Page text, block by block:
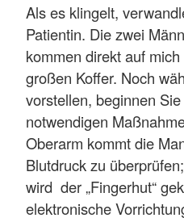
Als es klingelt,
Patientin. Die zwei
kommen direkt auf
großen Koffer. Noch
vorstellen, beginnen
notwendigen
Oberarm kommt die
Blutdruck zu
wird der „Fingerhut“
elektronische